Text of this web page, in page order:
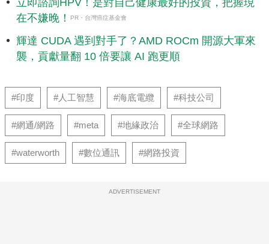
立即諮詢HPV！是對自己健康最好的投資，把握現
在不嫌晚！
PR・台灣癌症基金會
輝達 CUDA 遇到對手了？AMD ROCm 開源大軍來
襲，貢獻量翻 10 倍要讓 AI 跑更順
#印度 #人工智慧 #海底電纜 #科技公司
#網通/網路 #meta #地緣政治 #全球網路
#waterworth #數位通訊 #網路投資
ADVERTISEMENT